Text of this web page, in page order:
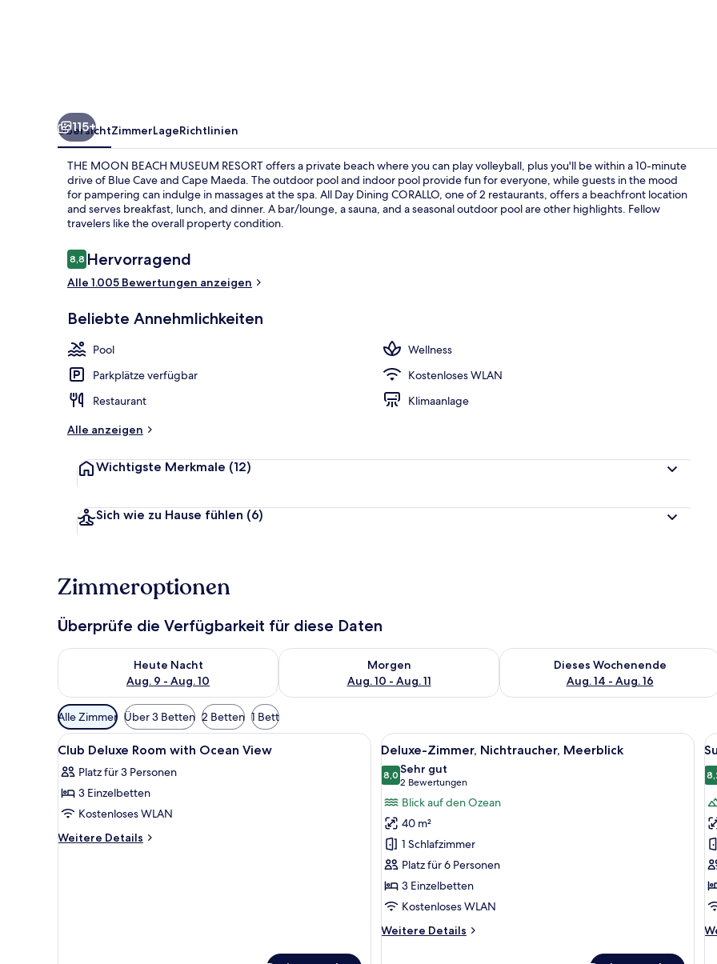
2
115+
ÜbersichtZimmerLageRichtlinien
THE MOON BEACH MUSEUM RESORT offers a private beach where you can play volleyball, plus you'll be within a 10-minute
drive of Blue Cave and Cape Maeda. The outdoor pool and indoor pool provide fun for everyone, while guests in the mood
for pampering can indulge in massages at the spa. All Day Dining CORALLO, one of 2 restaurants, offers a beachfront location
and serves breakfast, lunch, and dinner. A bar/lounge, a sauna, and a seasonal outdoor pool are other highlights. Fellow
travelers like the overall property condition.
Bewertungen
8,88,8 von 10.
Hervorragend
Alle 1.005 Bewertungen anzeigen
Beliebte Annehmlichkeiten
Pool
Wellness
Parkplätze verfügbar
Kostenloses WLAN
Restaurant
Klimaanlage
Alle anzeigen
Wichtigste Merkmale (12)
Sich wie zu Hause fühlen (6)
Zimmeroptionen
Überprüfe die Verfügbarkeit für diese Daten
Heute Nacht
Aug. 9 - Aug. 10
Überprüfe die Verfügbarkeit für heute Nacht, Aug. 9 - Aug. 10.
Morgen
Aug. 10 - Aug. 11
Überprüfe die Verfügbarkeit für morgen, Aug. 10 - Aug. 11.
Dieses Wochenende
Aug. 14 - Aug. 16
Überprüfe die Verfügbarkeit für
Verfügbare
Filter
für
Alle Zimmer Über 3 Betten 2 Betten 1 Bett
Alle
Fotos
für
Club
Deluxe
Room
Zimmersafe, kostenloses WLAN, Bettwäsche
5
Club Deluxe Room with Ocean View
Platz für 3 Personen
3 Einzelbetten
Kostenloses WLAN
Weitere Details
Weitere
Alle
Fotos
für
Deluxe-
Zimmer,
Nichtraucher,
Meerblick
anzeigen
Ein Hotelzimmer mit zwei Betten,
12
Deluxe-Zimmer, Nichtraucher, Meerblick
8,08,0 von 10
Sehr gut
2 Bewertungen
(2
Bewertungen)
Blick auf den Ozean
40 m²
1 Schlafzimmer
Platz für 6 Personen
3 Einzelbetten
Kostenloses WLAN
Weitere Details
Weitere